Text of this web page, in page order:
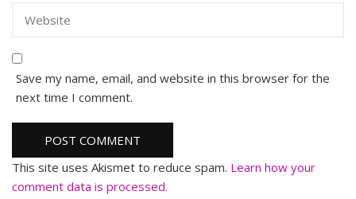
Save my name, email, and website in this browser for the
next time I comment.
This site uses Akismet to reduce spam. Learn how your
comment data is processed.